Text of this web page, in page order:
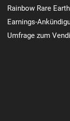
Rainbow Rare
Earnings-
Umfrage zum